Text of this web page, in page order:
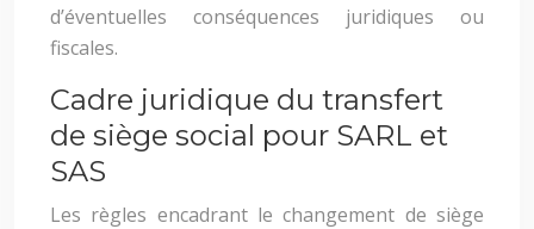
d’éventuelles conséquences juridiques ou
fiscales.
Cadre juridique du transfert
de siège social pour SARL et
SAS
Les règles encadrant le changement de siège